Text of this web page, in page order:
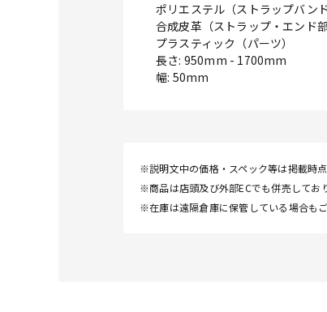
ポリエステル（ストラップバン
合成皮革（ストラップ・エンド部
プラスティック（パーツ）
長さ: 950mm - 1700mm
幅: 50mm
※説明文中の価格・スペック等は掲載時
※商品は店頭及び外部ECでも併売してお
※在庫は遠隔倉庫に保管している場合も